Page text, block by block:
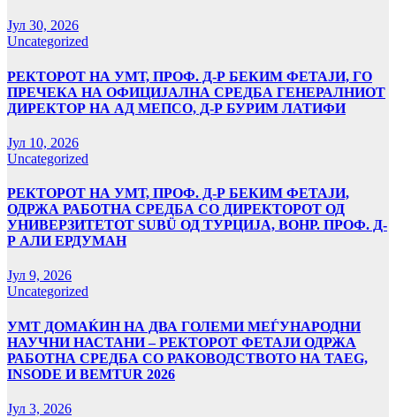
Јул 30, 2026
Uncategorized
РЕКТОРОТ НА УМТ, ПРОФ. Д-Р БЕКИМ ФЕТАЈИ, ГО
ПРЕЧЕКА НА ОФИЦИЈАЛНА СРЕДБА ГЕНЕРАЛНИОТ
ДИРЕКТОР НА АД МЕПСО, Д-Р БУРИМ ЛАТИФИ
Јул 10, 2026
Uncategorized
РЕКТОРОТ НА УМТ, ПРОФ. Д-Р БЕКИМ ФЕТАЈИ,
ОДРЖА РАБОТНА СРЕДБА СО ДИРЕКТОРОТ ОД
УНИВЕРЗИТЕТОТ SUBÜ ОД ТУРЦИЈА, ВОНР. ПРОФ. Д-
Р АЛИ ЕРДУМАН
Јул 9, 2026
Uncategorized
УMТ ДОМАЌИН НА ДВА ГОЛЕМИ МЕЃУНАРОДНИ
НАУЧНИ НАСТАНИ – РЕКТОРОТ ФЕТАЈИ ОДРЖА
РАБОТНА СРЕДБА СО РАКОВОДСТВОТО НА TAEG,
INSODE И BEMTUR 2026
Јул 3, 2026